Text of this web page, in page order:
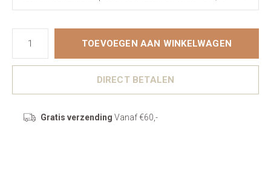
TOEVOEGEN AAN WINKELWAGEN
DIRECT BETALEN
Gratis verzending Vanaf €60,-